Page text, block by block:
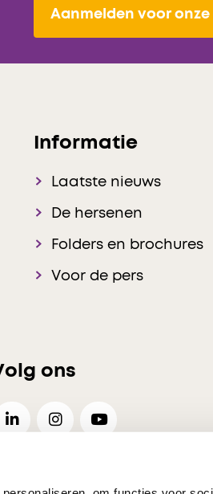
Aanmelden voor
Informatie
Laatste nieuws
De hersenen
Folders en brochures
Voor de pers
ons